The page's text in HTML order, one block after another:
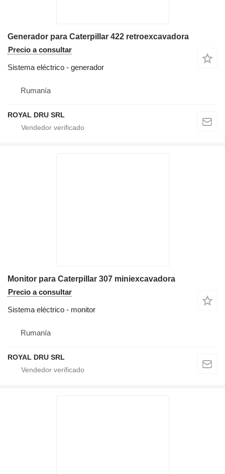
Generador para Caterpillar 422 retroexcavadora
Precio a consultar
Sistema eléctrico - generador
Rumanía
ROYAL DRU SRL
Monitor para Caterpillar 307 miniexcavadora
Precio a consultar
Sistema eléctrico - monitor
Rumanía
ROYAL DRU SRL